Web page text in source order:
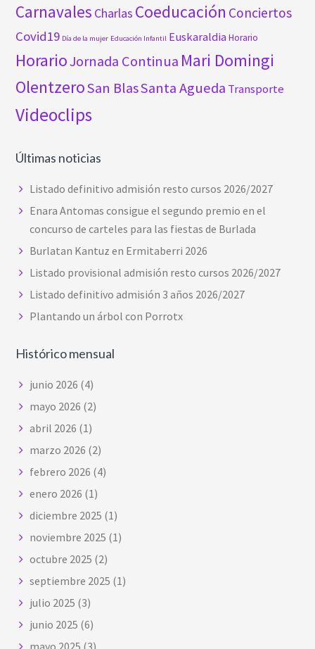
Carnavales Charlas Coeducación Conciertos
Covid19 Día de la mujer Educación Infantil Euskaraldia Horario
HorarioJornada Continua Mari Domingi
OlentzeroSan BlasSanta Agueda Transporte
Videoclips
Últimas noticias
Listado definitivo admisión resto cursos 2026/2027
Enara Antomas consigue el segundo premio en el
concurso de carteles para las fiestas de Burlada
Burlatan Kantuz en Ermitaberri 2026
Listado provisional admisión resto cursos 2026/2027
Listado definitivo admisión 3 años 2026/2027
Plantando un árbol con Porrotx
Histórico mensual
junio 2026 (4)
mayo 2026 (2)
abril 2026 (1)
marzo 2026 (2)
febrero 2026 (4)
enero 2026 (1)
diciembre 2025 (1)
noviembre 2025 (1)
octubre 2025 (2)
septiembre 2025 (1)
julio 2025 (3)
junio 2025 (6)
mayo 2025 (3)